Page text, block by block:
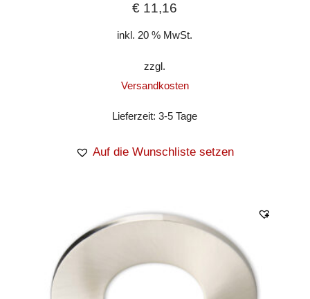
€ 11,16
inkl. 20 % MwSt.
zzgl.
Versandkosten
Lieferzeit:3-5 Tage
Auf die Wunschliste setzen